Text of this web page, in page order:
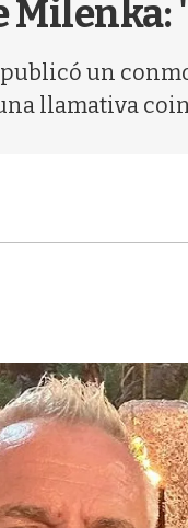
Milenka:
un
llamativa